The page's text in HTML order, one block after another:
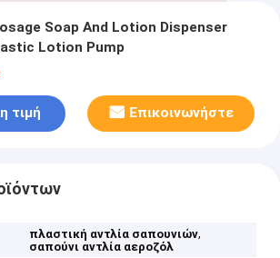
Soap And Lotion Dispenser
Lotion Pump
τιμή Επικοινωνήστε
πλαστική αντλία σαπουνιών,
σαπούνι αντλία αεροζόλ